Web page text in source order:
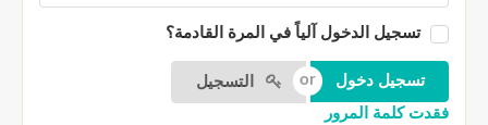
تسجيل الدخول آلياً في المرة القادمة؟
التسجيل
فقدت كلمة المرور